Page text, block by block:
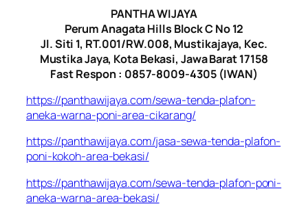
PANTHA WIJAYA
Perum Anagata Hills Block C No 12
Jl. Siti 1, RT.001/RW.008, Mustikajaya, Kec.
Mustika Jaya, Kota Bekasi, Jawa Barat 17158
Fast Respon : 0857-8009-4305 (IWAN)
https://panthawijaya.com/sewa-tenda-plafon-
aneka-warna-poni-area-cikarang/
https://panthawijaya.com/jasa-sewa-tenda-plafon-
poni-kokoh-area-bekasi/
https://panthawijaya.com/sewa-tenda-plafon-poni-
aneka-warna-area-bekasi/